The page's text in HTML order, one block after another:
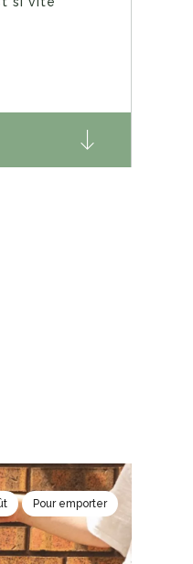
Pour emporter